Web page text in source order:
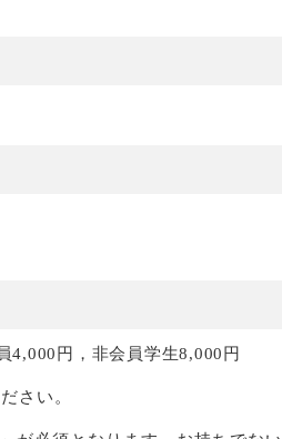
4,000円，非会員学生8,000円
さい。